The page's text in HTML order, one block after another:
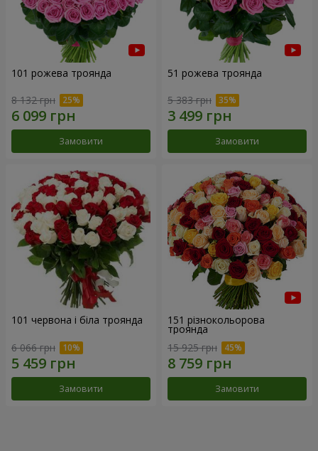
101 рожева троянда
8 132 грн
Замовити
51 рожева троянда
5 383 грн
Замовити
101 червона і біла троянда
6 066 грн
Замовити
151 різнокольорова
троянда
15 925 грн
Замовити